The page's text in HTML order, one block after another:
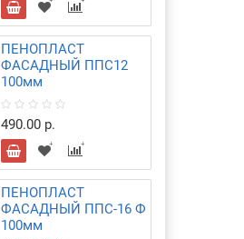
ПЕНОПЛАСТ
ФАСАДНЫЙ ППС12
100мм
490.00 р.
ПЕНОПЛАСТ
ФАСАДНЫЙ ППС-16 Ф
100мм